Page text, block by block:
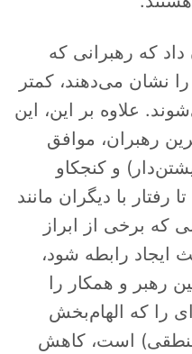
داد که رهبرانی که
نشان می‌دهند، کمتر
علاوه بر این، این
رهبران، موافق
و کنجکاو
رفتار با دیگران مانند
برخی از ابراز
رابطه شود،
رهبر و همکار را
را که الهام‌بخش
است، کاهش